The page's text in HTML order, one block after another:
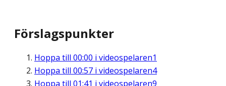
Förslagspunkter
Hoppa till 00:00 i videospelaren1
Hoppa till 00:57 i videospelaren4
Hoppa till 01:41 i videospelaren9